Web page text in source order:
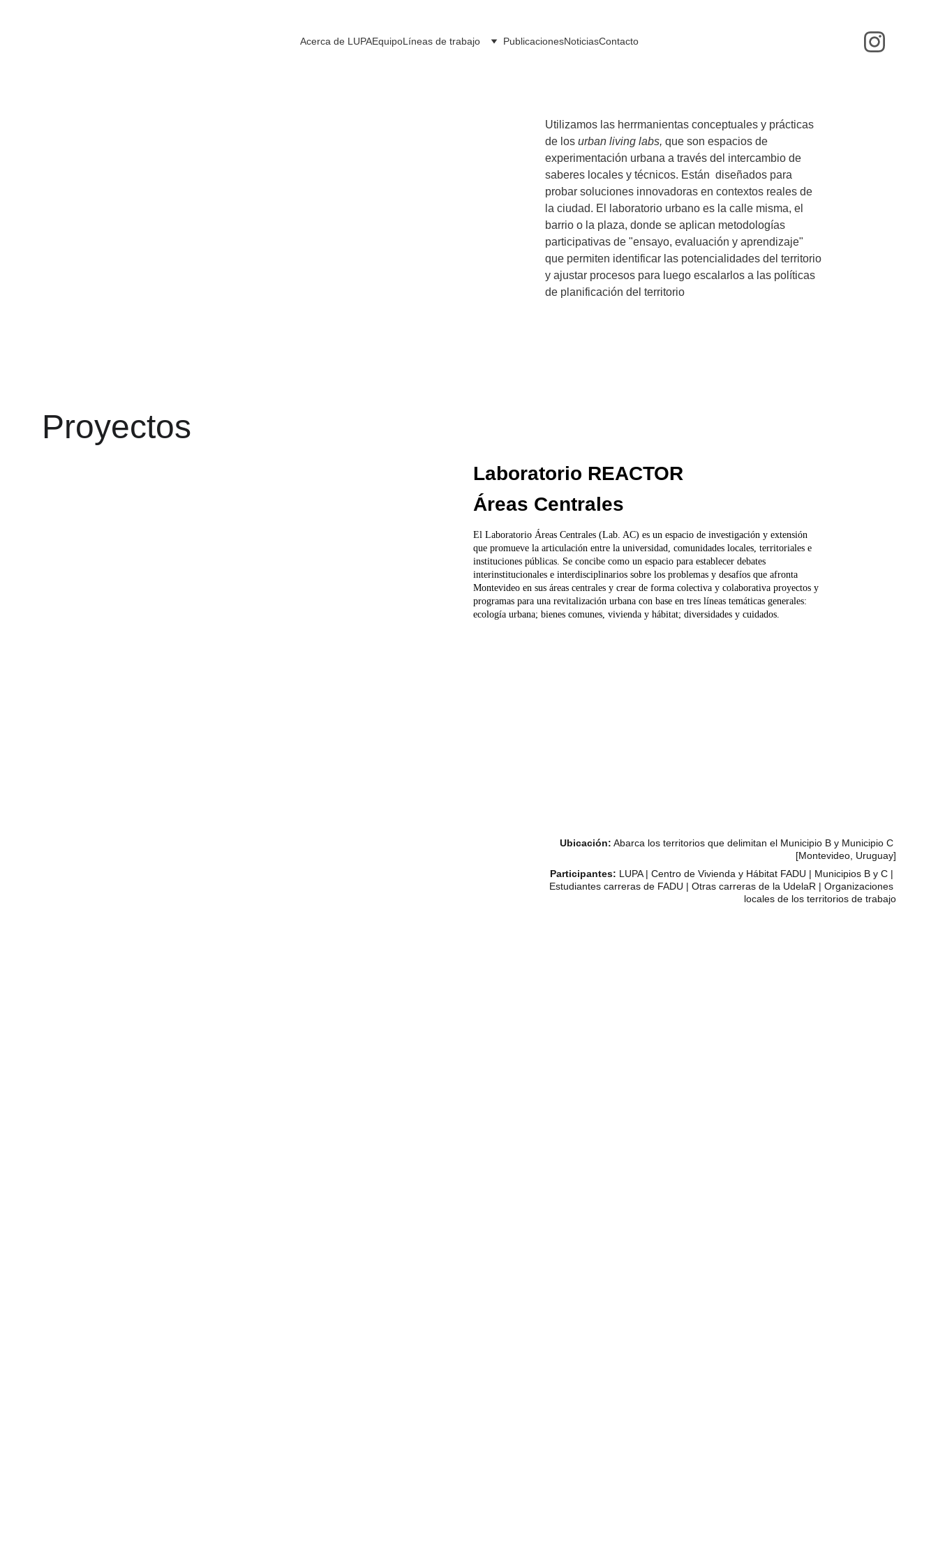
Acerca de LUPAEquipoLíneas de trabajo PublicacionesNoticiasContacto
Utilizamos las herrmanientas conceptuales y prácticas
de los urban living labs, que son espacios de
experimentación urbana a través del intercambio de
saberes locales y técnicos. Están  diseñados para
probar soluciones innovadoras en contextos reales de
la ciudad. El laboratorio urbano es la calle misma, el
barrio o la plaza, donde se aplican metodologías
participativas de "ensayo, evaluación y aprendizaje"
que permiten identificar las potencialidades del territorio
y ajustar procesos para luego escalarlos a las políticas
de planificación del territorio
Proyectos
Laboratorio REACTOR
Áreas Centrales
El Laboratorio Áreas Centrales (Lab. AC) es un espacio de investigación y extensión
que promueve la articulación entre la universidad, comunidades locales, territoriales e
instituciones públicas. Se concibe como un espacio para establecer debates
interinstitucionales e interdisciplinarios sobre los problemas y desafíos que afronta
Montevideo en sus áreas centrales y crear de forma colectiva y colaborativa proyectos y
programas para una revitalización urbana con base en tres líneas temáticas generales:
ecología urbana; bienes comunes, vivienda y hábitat; diversidades y cuidados.
Ubicación: Abarca los territorios que delimitan el Municipio B y Municipio C
[Montevideo, Uruguay]
Participantes: LUPA | Centro de Vivienda y Hábitat FADU | Municipios B y C |
Estudiantes carreras de FADU | Otras carreras de la UdelaR | Organizaciones
locales de los territorios de trabajo